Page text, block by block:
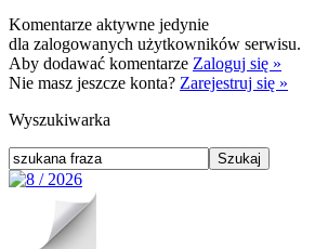
Komentarze aktywne jedynie
dla zalogowanych użytkowników serwisu.
Aby dodawać komentarze Zaloguj się »
Nie masz jeszcze konta? Zarejestruj się »
Wyszukiwarka